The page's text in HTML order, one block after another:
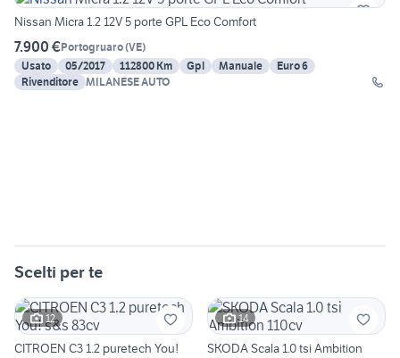
Nissan Micra 1.2 12V 5 porte GPL Eco Comfort
7.900 €Portogruaro(VE)
Usato
05/2017 112800 Km Gpl Manuale
Euro 6
Rivenditore MILANESE AUTO
Scelti per te
12
CITROEN C3 1.2 puretech You!
14
SKODA Scala 1.0 tsi Ambition